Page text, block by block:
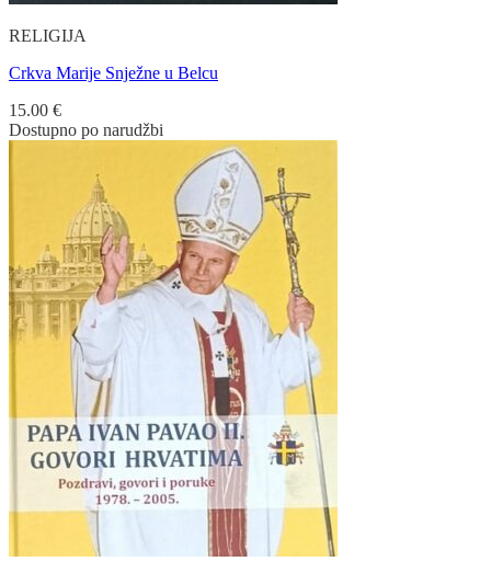
RELIGIJA
Crkva Marije Snježne u Belcu
15.00 €
Dostupno po narudžbi